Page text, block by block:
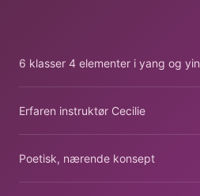
6 klasser 4 elementer i yang og yin
Erfaren instruktør Cecilie
Poetisk, nærende konsept